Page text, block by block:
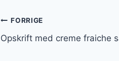
FORRIGE
Opskrift med creme fraiche